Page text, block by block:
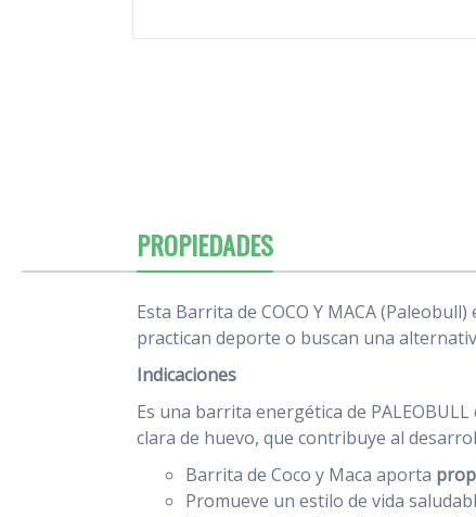
PROPIEDADES
Esta Barrita de COCO Y MACA
practican deporte o buscan una
Indicaciones
Es una barrita energética de
clara de huevo, que contribuye al
Barrita de Coco y Maca aporta
Promueve un estilo de vida